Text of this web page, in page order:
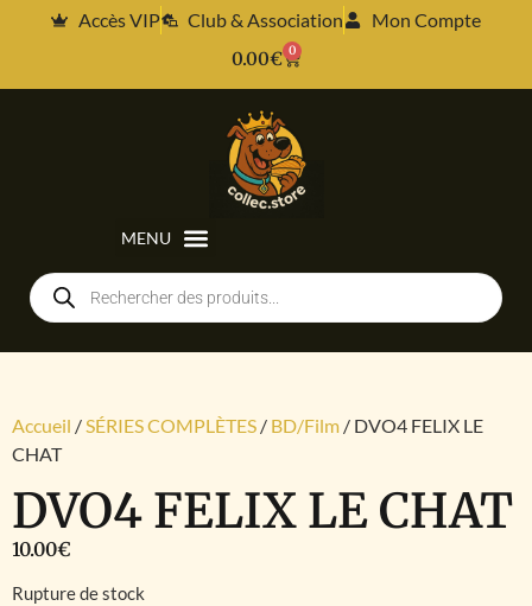
Accès VIP Club & Association
Mon Compte
0.00€ 0
Accueil /SÉRIES COMPLÈTES / BD/Film / DVO4 FELIX LE
CHAT
DVO4 FELIX LE CHAT
10.00€
Rupture de stock